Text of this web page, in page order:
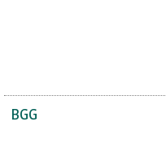
BGG